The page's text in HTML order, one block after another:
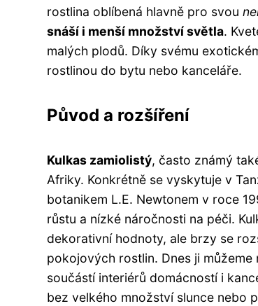
rostlina oblíbená hlavně pro svou
snáší i menší množství světla.
malých plodů. Díky svému
rostlinou do bytu nebo kanceláře.
Původ a rozšíření
Kulkas zamiolistý, často známý
Afriky. Konkrétně se vyskytuje v
botanikem L.E. Newtonem v roce
růstu a nízké náročnosti na péči.
dekorativní hodnoty, ale brzy se
pokojových rostlin. Dnes ji
součástí interiérů domácností i
bez velkého množství slunce nebo